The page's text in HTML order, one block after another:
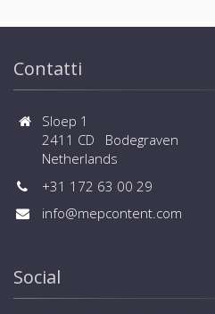
Contatti
Sloep 1
2411 CD Bodegraven
Netherlands
+31 172 63 00 29
info@mepcontent.com
Social